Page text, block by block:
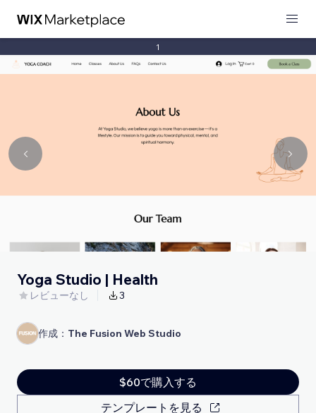
1
Yoga Studio | Health
レビューなし 3
作成： The Fusion Web Studio
$60で購入する
テンプレートを見る